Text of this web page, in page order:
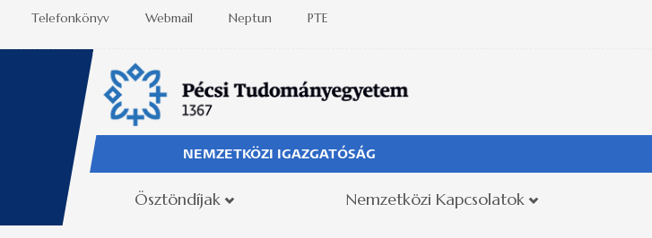
Ugrás a tartalomra
Telefonkönyv Webmail Neptun PTE
NEMZETKÖZI IGAZGATÓSÁG
Ösztöndíjak Nemzetközi Kapcsolatok